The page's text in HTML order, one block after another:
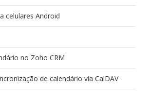
celulares Android
no Zoho CRM
de calendário via CalDAV